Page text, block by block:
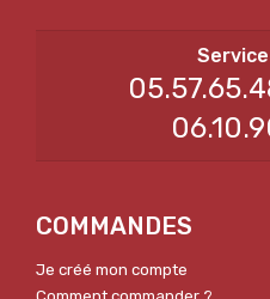
COMMANDES
Je créé mon compte